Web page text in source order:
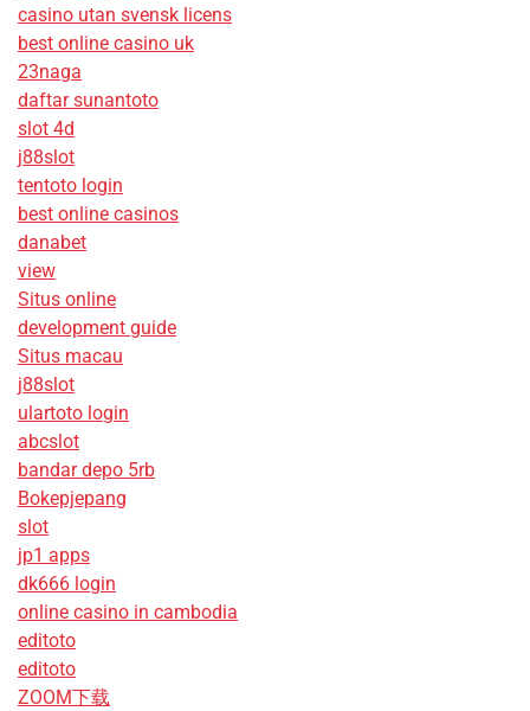
casino utan svensk licens
best online casino uk
23naga
daftar sunantoto
slot 4d
j88slot
tentoto login
best online casinos
danabet
view
Situs online
development guide
Situs macau
j88slot
ulartoto login
abcslot
bandar depo 5rb
Bokepjepang
slot
jp1 apps
dk666 login
online casino in cambodia
editoto
editoto
ZOOM下载